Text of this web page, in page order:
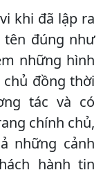
khi đã lập ra
tên đúng như
những hình
đồng thời
tác và có
chính chủ,
những cảnh
hành tin